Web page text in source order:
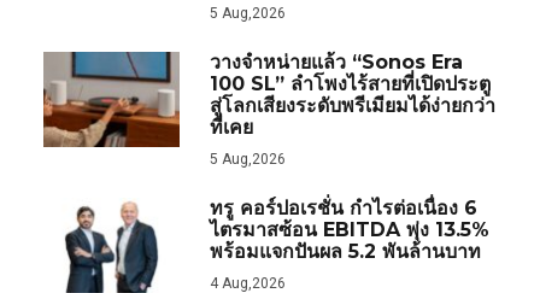
5 Aug,2026
วางจำหน่ายแล้ว “Sonos Era
100 SL” ลำโพงไร้สายที่เปิดประตู
สู่โลกเสียงระดับพรีเมียมได้ง่ายกว่า
ที่เคย
5 Aug,2026
ทรู คอร์ปอเรชั่น กำไรต่อเนื่อง 6
ไตรมาสซ้อน EBITDA พุ่ง 13.5%
พร้อมแจกปันผล 5.2 พันล้านบาท
4 Aug,2026